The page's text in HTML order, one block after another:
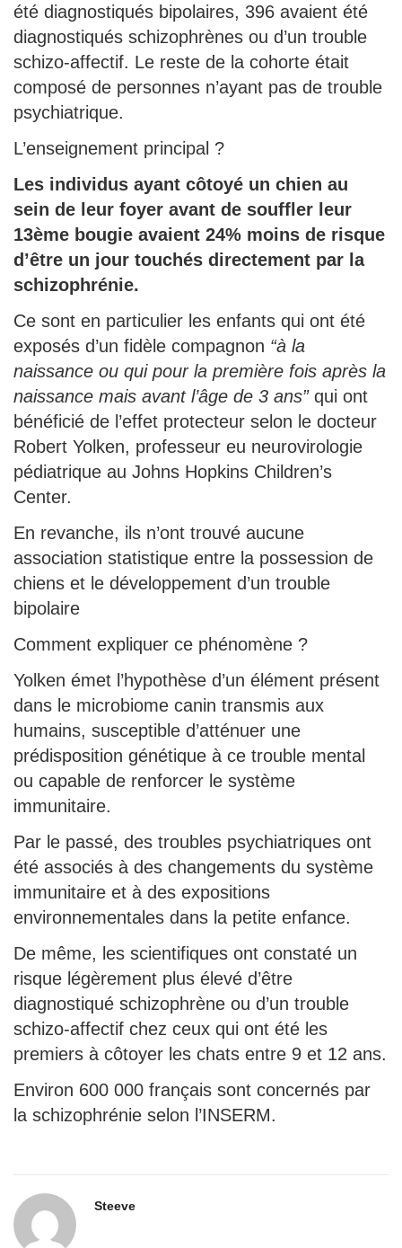
été diagnostiqués bipolaires, 396 avaient été
diagnostiqués schizophrènes ou d’un trouble
schizo-affectif. Le reste de la cohorte était
composé de personnes n’ayant pas de trouble
psychiatrique.
L’enseignement principal ?
Les individus ayant côtoyé un chien au
sein de leur foyer avant de souffler leur
13ème bougie avaient 24% moins de risque
d’être un jour touchés directement par la
schizophrénie.
Ce sont en particulier les enfants qui ont été
exposés d’un fidèle compagnon “à la
naissance ou qui pour la première fois après la
naissance mais avant l’âge de 3 ans”qui ont
bénéficié de l’effet protecteur selon le docteur
Robert Yolken, professeur eu neurovirologie
pédiatrique au Johns Hopkins Children’s
Center.
En revanche, ils n’ont trouvé aucune
association statistique entre la possession de
chiens et le développement d’un trouble
bipolaire
Comment expliquer ce phénomène ?
Yolken émet l’hypothèse d’un élément présent
dans le microbiome canin transmis aux
humains, susceptible d’atténuer une
prédisposition génétique à ce trouble mental
ou capable de renforcer le système
immunitaire.
Par le passé, des troubles psychiatriques ont
été associés à des changements du système
immunitaire et à des expositions
environnementales dans la petite enfance.
De même, les scientifiques ont constaté un
risque légèrement plus élevé d’être
diagnostiqué schizophrène ou d’un trouble
schizo-affectif chez ceux qui ont été les
premiers à côtoyer les chats entre 9 et 12 ans.
Environ 600 000 français sont concernés par
la schizophrénie selon l’INSERM.
Steeve